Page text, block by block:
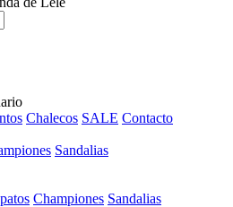
Chalecos SALE Contacto
Sandalias
Championes Sandalias